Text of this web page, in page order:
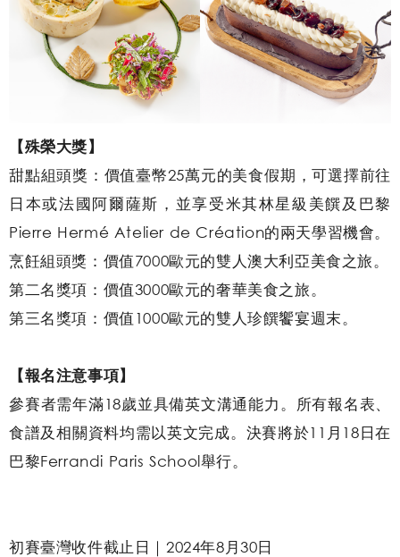
【殊榮大獎】
甜點組頭獎：價值臺幣25萬元的美食假期，可選擇前往
日本或法國阿爾薩斯，並享受米其林星級美饌及巴黎
Pierre Hermé Atelier de Création的兩天學習機會。
烹飪組頭獎：價值7000歐元的雙人澳大利亞美食之旅。
第二名獎項：價值3000歐元的奢華美食之旅。
第三名獎項：價值1000歐元的雙人珍饌饗宴週末。
【報名注意事項】
參賽者需年滿18歲並具備英文溝通能力。所有報名表、
食譜及相關資料均需以英文完成。決賽將於11月18日在
巴黎Ferrandi Paris School舉行。
初賽臺灣收件截止日｜2024年8月30日